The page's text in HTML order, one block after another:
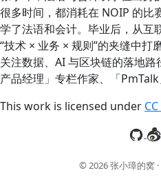
很多时间，都消耗在 NOIP 的比
学了法语和会计。毕业后，从互
“技术 × 业务 × 规则”的夹缝中
关注数据、AI 与区块链的落地路
产品经理」专栏作家、「PmTalk
This work is licensed under
© 2026 张小璋的窝